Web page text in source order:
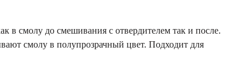
в смолу до смешивания с отвердителем так и после.
смолу в полупрозрачный цвет. Подходит для